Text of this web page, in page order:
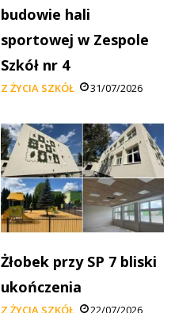
budowie hali
sportowej w Zespole
Szkół nr 4
Z ŻYCIA SZKÓŁ 31/07/2026
Żłobek przy SP 7 bliski
ukończenia
Z ŻYCIA SZKÓŁ 22/07/2026